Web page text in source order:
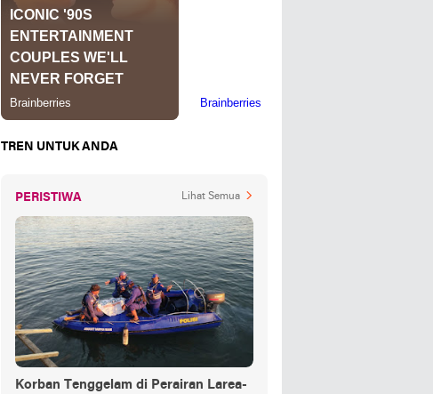
TREN UNTUK ANDA
PERISTIWA Lihat Semua
Korban Tenggelam di Perairan Larea-